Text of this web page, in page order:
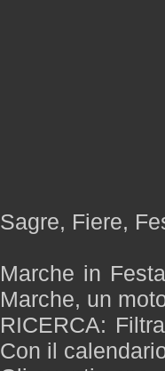
Sagre, Fiere,
Marche in
Marche, un
RICERCA:
Con il